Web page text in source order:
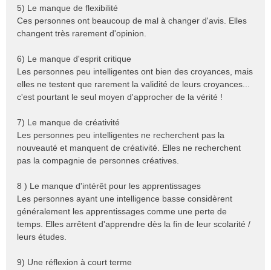
5) Le manque de flexibilité
Ces personnes ont beaucoup de mal à changer d'avis. Elles
changent très rarement d'opinion.
6) Le manque d'esprit critique
Les personnes peu intelligentes ont bien des croyances, mais
elles ne testent que rarement la validité de leurs croyances...
c'est pourtant le seul moyen d'approcher de la vérité !
7) Le manque de créativité
Les personnes peu intelligentes ne recherchent pas la
nouveauté et manquent de créativité. Elles ne recherchent
pas la compagnie de personnes créatives.
8 ) Le manque d'intérêt pour les apprentissages
Les personnes ayant une intelligence basse considèrent
généralement les apprentissages comme une perte de
temps. Elles arrêtent d'apprendre dès la fin de leur scolarité /
leurs études.
9) Une réflexion à court terme